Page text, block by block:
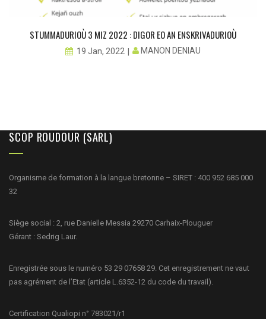
STUMMADURIOÙ 3 MIZ 2022 : DIGOR EO AN ENSKRIVADURIOÙ
19 Jan, 2022 MANON DENIAU
SCOP ROUDOUR (SARL)
Organisme de formation à la langue bretonne – SIRET : 400 952 685 000
32
Siège social : 2, rue Danielle Messia 29270 Carhaix-Plouguer
Gérant : Sedrig Laur.
Enregistrée sous le numéro 53 29 07658 29. Cet enregistrement ne vaut
pas agrément de l’Etat (article L.6352-12 du code du travail).
Certification Qualiopi n° 783021/r1